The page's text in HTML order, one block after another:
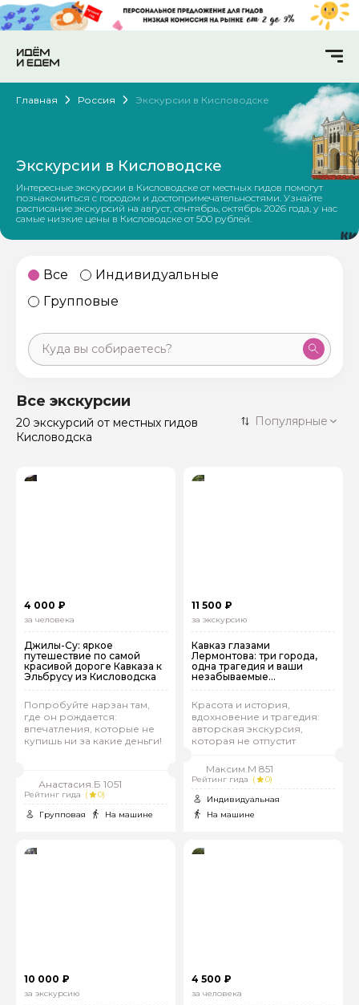
Главная Россия Экскурсии в Кисловодске
Экскурсии в Кисловодске
Интересные экскурсии в Кисловодске от местных гидов помогут
познакомиться с городом и достопримечательностями. Узнайте
расписание экскурсий на август, сентябрь, октябрь 2026 года, у нас
самые низкие цены в Кисловодске от 500 рублей.
Все
Индивидуальные
Групповые
Санкт-Петербург
Россия
50 экскурсий
Все экскурсии
20 экскурсий от местных гидов
Кисловодска
Популярные
4 000 ₽
за человека
Джилы-Су: яркое
путешествие по самой
красивой дороге Кавказа к
Эльбрусу из Кисловодска
Попробуйте нарзан там,
где он рождается:
впечатления, которые не
купишь ни за какие деньги!
Анастасия.Б 1051
Рейтинг гида (
0)
Групповая
На машине
11 500 ₽
за экскурсию
Кавказ глазами
Лермонтова: три города,
одна трагедия и ваши
незабываемые
впечатления. Выезд из
Красота и история,
вдохновение и трагедия:
авторская экскурсия,
которая не отпустит
Максим.М 851
Рейтинг гида (
0)
Индивидуальная
На машине
10 000 ₽
за экскурсию
4 500 ₽
за человека